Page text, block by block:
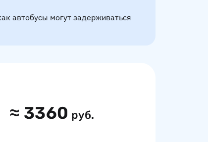
автобусы могут задерживаться
≈ 3360 руб.